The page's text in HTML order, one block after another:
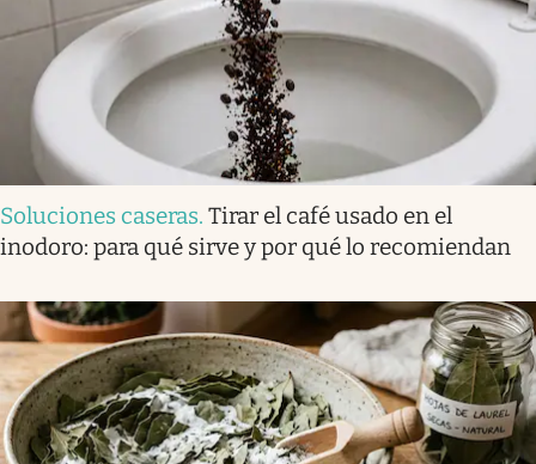
Soluciones caseras. Tirar el café usado en el
inodoro: para qué sirve y por qué lo recomiendan